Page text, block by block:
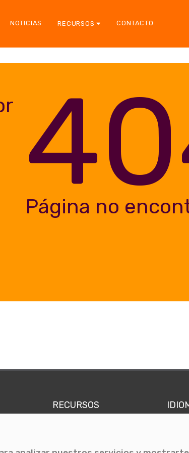
NOTICIAS RECURSOS CONTACTO
Página no
RECURSOS